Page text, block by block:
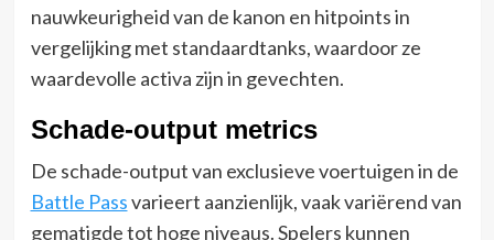
nauwkeurigheid van de kanon en hitpoints in
vergelijking met standaardtanks, waardoor ze
waardevolle activa zijn in gevechten.
Schade-output metrics
De schade-output van exclusieve voertuigen in de
Battle Passvarieert aanzienlijk, vaak variërend van
gematigde tot hoge niveaus. Spelers kunnen